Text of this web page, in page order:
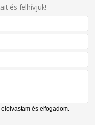
és felhívjuk!
elolvastam és elfogadom.